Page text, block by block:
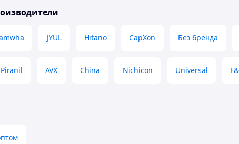
JYUL Hitano CapXon Без бренда
Piranil AVX China Nichicon Universal